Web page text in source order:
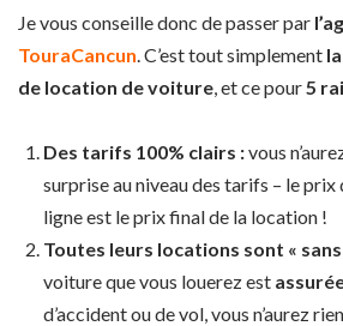
Je vous conseille donc de passer par
TouraCancun . C’est tout simplement
de location de voiture , et ce pour 5
Des tarifs 100% clairs :vous
surprise au niveau des tarifs – le prix
ligne est le prix final de la location !
Toutes leurs locations sont «
voiture que vous louerez est
d’accident ou de vol, vous n’aurez